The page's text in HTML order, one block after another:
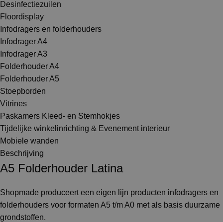
Desinfectiezuilen
Floordisplay
Infodragers en folderhouders
Infodrager A4
Infodrager A3
Folderhouder A4
Folderhouder A5
Stoepborden
Vitrines
Paskamers Kleed- en Stemhokjes
Tijdelijke winkelinrichting & Evenement interieur
Mobiele wanden
Beschrijving
A5 Folderhouder Latina
Shopmade produceert een eigen lijn producten infodragers en
folderhouders voor formaten A5 t/m A0 met als basis duurzame
grondstoffen.